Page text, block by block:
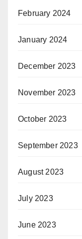
February 2024
January 2024
December 2023
November 2023
October 2023
September 2023
August 2023
July 2023
June 2023